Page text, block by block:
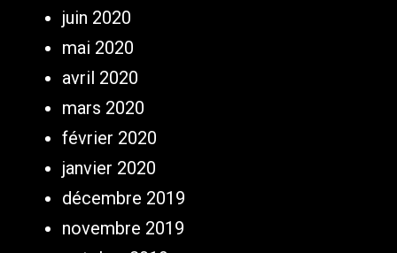
juin 2020
mai 2020
avril 2020
mars 2020
février 2020
janvier 2020
décembre 2019
novembre 2019